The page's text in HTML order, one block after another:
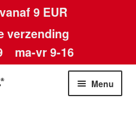
9 EUR
verzending
ma-vr 9-16
Menu